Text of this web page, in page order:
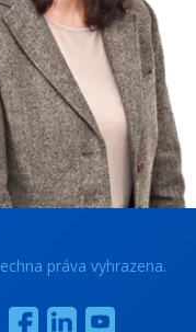
práva vyhrazena.